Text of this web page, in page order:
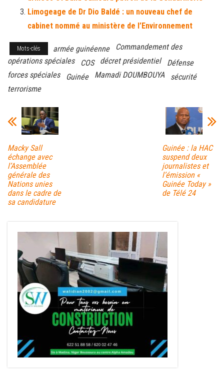
Limogeage de Dr Dio Baldé : un nouveau chef de
cabinet nommé au ministère de l’Environnement
Mots-clés armée guinéenne
Commandement des
opérations spéciales
COS décret présidentiel
Défense
forces spéciales
Guinée Mamadi DOUMBOUYA
sécurité
terrorisme
Macky Sall
échange avec
l’Assemblée
générale des
Nations unies
dans le cadre de
sa candidature
Guinée : la HAC
suspend deux
journalistes et
l’émission «
Guinée Today »
de Télé 24